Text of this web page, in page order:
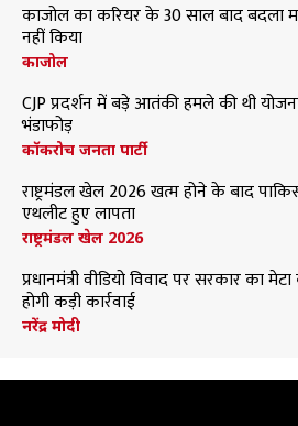
काजोल का करियर के 30 साल बाद बदला
नहीं किया
काजोल
CJP प्रदर्शन में बड़े आतंकी हमले की थी
भंडाफोड़
कॉकरोच जनता पार्टी
राष्ट्रमंडल खेल 2026 खत्म होने के बाद
एथलीट हुए लापता
राष्ट्रमंडल खेल 2026
प्रधानमंत्री वीडियो विवाद पर सरकार का
होगी कड़ी कार्रवाई
नरेंद्र मोदी